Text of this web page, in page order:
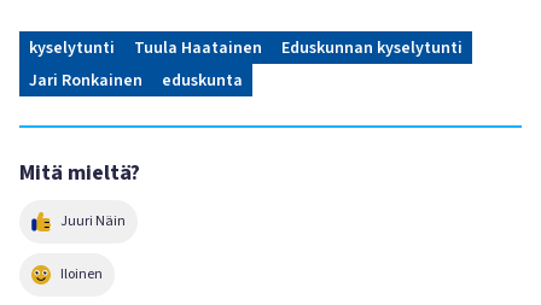
kyselytunti Tuula Haatainen
Eduskunnan kyselytunti
Jari Ronkainen
eduskunta
Mitä mieltä?
Juuri Näin
Iloinen